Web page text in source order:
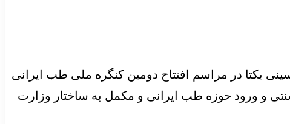
یکتا در مراسم افتتاح دومین کنگره ملی طب ایرانی
تاریخ تاسیس دانشکده‌های طب سنتی و ورود حوزه طب ایرانی و مکمل به ساختار وزارت